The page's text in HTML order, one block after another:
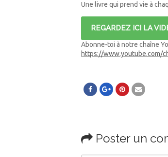
Une livre qui prend vie à
REGARDEZ ICI LA
Abonne-toi à notre chaîne
https://www.youtube.com/
Poster un